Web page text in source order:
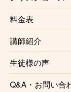
料金表
講師紹介
生徒様の声
Q&A・お問い合
なっておりま
入会金、固定
ん。
今池フルート
も講師として